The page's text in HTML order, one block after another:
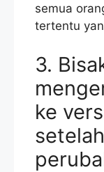
semua
tertentu
3.
ke